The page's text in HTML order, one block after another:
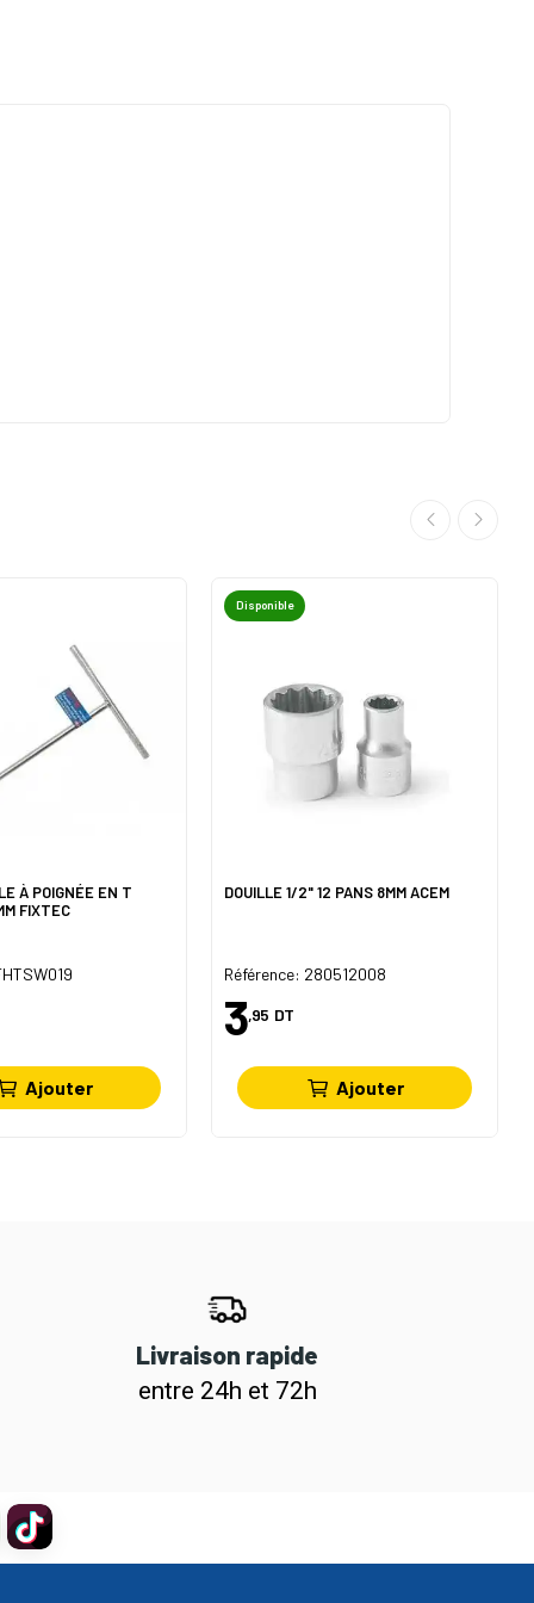
À POIGNÉE EN T
FIXTEC
Ajouter
Disponible
DOUILLE 1/2" 12 PANS 8MM ACEM
Référence: 280512008
3,95 DT
Ajouter
Livraison rapide
entre 24h et 72h